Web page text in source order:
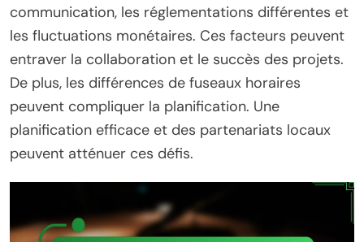
communication, les réglementations différentes et
les fluctuations monétaires. Ces facteurs peuvent
entraver la collaboration et le succès des projets.
De plus, les différences de fuseaux horaires
peuvent compliquer la planification. Une
planification efficace et des partenariats locaux
peuvent atténuer ces défis.